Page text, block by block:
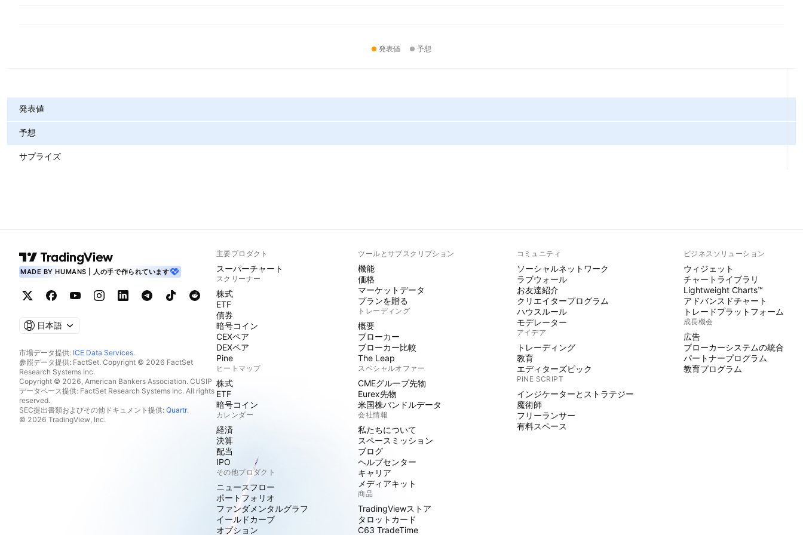
発表値 予想
発表値
予想
サプライズ
MADE BY HUMANS | 人の手で作られています
日本語
市場データ提供: ICE Data Services.
参照データ提供: FactSet. Copyright © 2026 FactSet
Research Systems Inc.
Copyright © 2026, American Bankers Association. CUSIP
データベース提供: FactSet Research Systems Inc. All rights
reserved.
SEC提出書類およびその他ドキュメント提供: Quartr.
© 2026 TradingView, Inc.
主要プロダクト
スーパーチャート
スクリーナー
株式
ETF
債券
暗号コイン
CEXペア
DEXペア
Pine
ヒートマップ
株式
ETF
暗号コイン
カレンダー
経済
決算
配当
IPO
その他プロダクト
ニュースフロー
ポートフォリオ
ファンダメンタルグラフ
イールドカーブ
オプション
ツールとサブスクリプション
機能
価格
マーケットデータ
プランを贈る
トレーディング
概要
ブローカー
ブローカー比較
The Leap
スペシャルオファー
CMEグループ先物
Eurex先物
米国株バンドルデータ
会社情報
私たちについて
スペースミッション
ブログ
ヘルプセンター
キャリア
メディアキット
商品
TradingViewストア
タロットカード
C63 TradeTime
コミュニティ
ソーシャルネットワーク
ラブウォール
お友達紹介
クリエイタープログラム
ハウスルール
モデレーター
アイデア
トレーディング
教育
エディターズピック
PINE SCRIPT
インジケーターとストラテジー
魔術師
フリーランサー
有料スペース
ビジネスソリューション
ウィジェット
チャートライブラリ
Lightweight Charts™
アドバンスドチャート
トレードプラットフォーム
成長機会
広告
ブローカーシステムの統合
パートナープログラム
教育プログラム